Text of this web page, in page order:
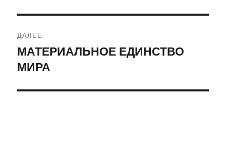
ДАЛЕЕ
Следующая
запись:
МАТЕРИАЛЬНОЕ ЕДИНСТВО
МИРА